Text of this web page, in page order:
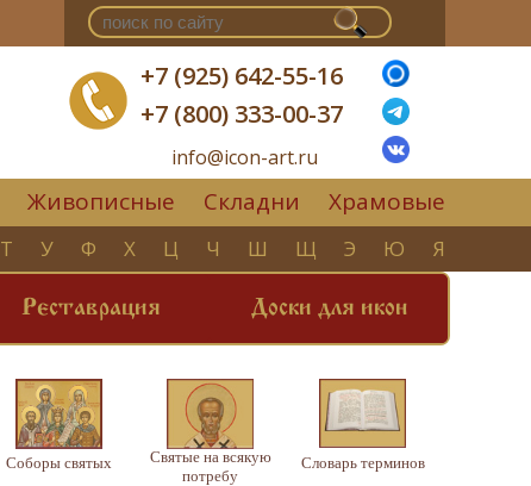
+7 (925) 642-55-16
+7 (800) 333-00-37
info@icon-art.ru
Живописные Складни Храмовые
Т У Ф Х Ц Ч Ш Щ Э Ю Я
Реставрация Доски для икон
Соборы святых
Святые на всякую
потребу
Словарь терминов